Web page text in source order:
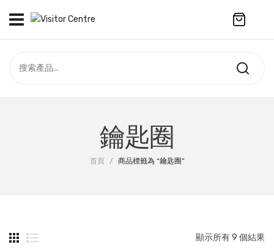
合作社
訂製產品
鑰匙圈
首頁 / 商品標籤為 “鑰匙圈”
顯示所有 9 個結果